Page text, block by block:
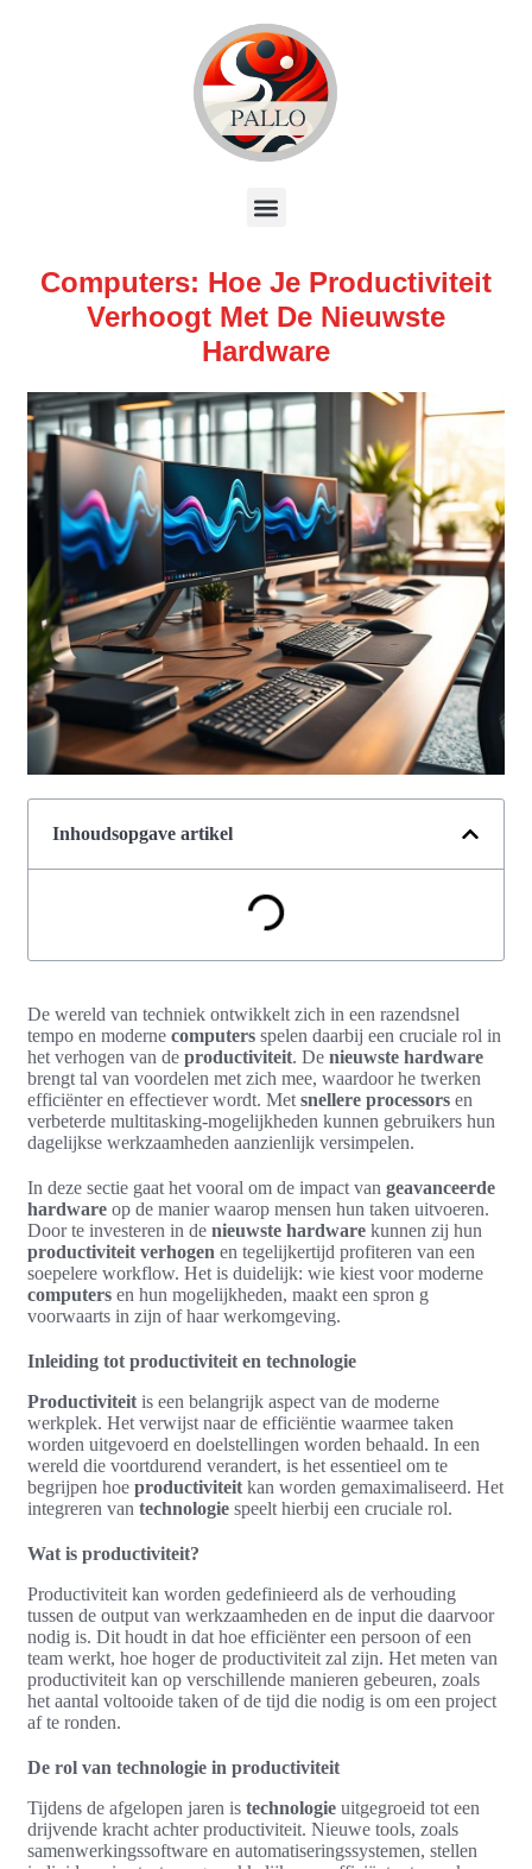
Computers: Hoe Je Productiviteit
Verhoogt Met De Nieuwste
Hardware
Inhoudsopgave artikel
De wereld van techniek ontwikkelt zich in een razendsnel
tempo en moderne computers spelen daarbij een cruciale rol in
het verhogen van de productiviteit. De nieuwste hardware
brengt tal van voordelen met zich mee, waardoor he twerken
efficiënter en effectiever wordt. Met snellere processors en
verbeterde multitasking-mogelijkheden kunnen gebruikers hun
dagelijkse werkzaamheden aanzienlijk versimpelen.
In deze sectie gaat het vooral om de impact van geavanceerde
hardware op de manier waarop mensen hun taken uitvoeren.
Door te investeren in de nieuwste hardware kunnen zij hun
productiviteit verhogen en tegelijkertijd profiteren van een
soepelere workflow. Het is duidelijk: wie kiest voor moderne
computers en hun mogelijkheden, maakt een spron g
voorwaarts in zijn of haar werkomgeving.
Inleiding tot productiviteit en technologie
Productiviteit is een belangrijk aspect van de moderne
werkplek. Het verwijst naar de efficiëntie waarmee taken
worden uitgevoerd en doelstellingen worden behaald. In een
wereld die voortdurend verandert, is het essentieel om te
begrijpen hoe productiviteit kan worden gemaximaliseerd. Het
integreren van technologie speelt hierbij een cruciale rol.
Wat is productiviteit?
Productiviteit kan worden gedefinieerd als de verhouding
tussen de output van werkzaamheden en de input die daarvoor
nodig is. Dit houdt in dat hoe efficiënter een persoon of een
team werkt, hoe hoger de productiviteit zal zijn. Het meten van
productiviteit kan op verschillende manieren gebeuren, zoals
het aantal voltooide taken of de tijd die nodig is om een project
af te ronden.
De rol van technologie in productiviteit
Tijdens de afgelopen jaren is technologie uitgegroeid tot een
drijvende kracht achter productiviteit. Nieuwe tools, zoals
samenwerkingssoftware en automatiseringssystemen, stellen